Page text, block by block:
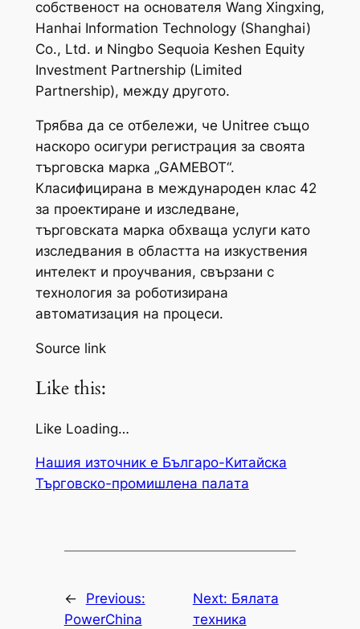
собственост на основателя Wang Xingxing,
Hanhai Information Technology (Shanghai)
Co., Ltd. и Ningbo Sequoia Keshen Equity
Investment Partnership (Limited
Partnership), между другото.
Трябва да се отбележи, че Unitree също
наскоро осигури регистрация за своята
търговска марка „GAMEBOT“.
Класифицирана в международен клас 42
за проектиране и изследване,
търговската марка обхваща услуги като
изследвания в областта на изкуствения
интелект и проучвания, свързани с
технология за роботизирана
автоматизация на процеси.
Source link
Like this:
Like Loading…
Нашия източник е Българо-Китайска
Търговско-промишлена палaта
←
Previous:
PowerChina
Next: Бялата
техника